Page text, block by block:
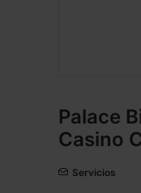
Palace
Casino
Servicios